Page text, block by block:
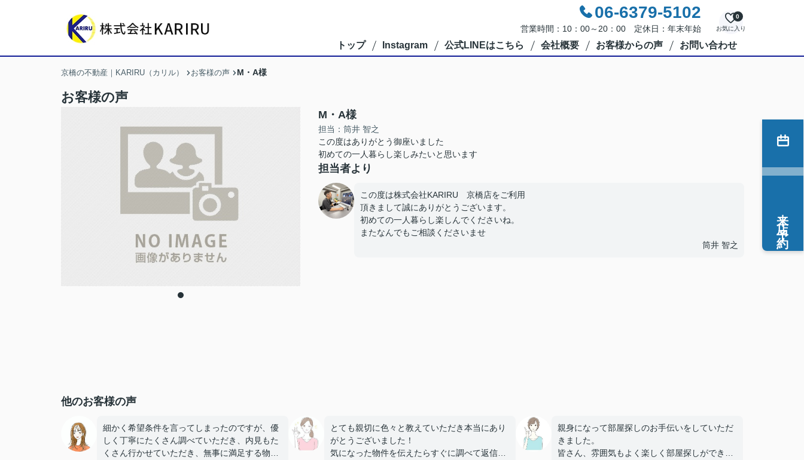
06-6379-5102
営業時間：10：00～20：00 定休日：年末年始 お気に入り
0
トップ Instagram 公式LINEはこちら 会社概要 お客様からの声 お問い合わせ
京橋の不動産｜KARIRU（カリル） お客様の声 M・A様
お客様の声
M・A様
担当：筒井 智之
この度はありがとう御座いました
初めての一人暮らし楽しみたいと思います
担当者より
この度は株式会社KARIRU 京橋店をご利用
頂きまして誠にありがとうございます。
初めての一人暮らし楽しんでくださいね。
またなんでもご相談くださいませ
筒井 智之
他のお客様の声
細かく希望条件を言ってしまったのですが、優
しく丁寧にたくさん調べていただき、内見もた
くさん行かせていただき、無事に満足する物件
とても親切に色々と教えていただき本当にあり
がとうございました！
気になった物件を伝えたらすぐに調べて返信も
親身になって部屋探しのお手伝いをしていただ
きました。
皆さん、雰囲気もよく楽しく部屋探しができま
来店予約